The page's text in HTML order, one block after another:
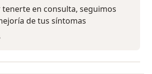
tenerte en consulta, seguimos
de tus síntomas